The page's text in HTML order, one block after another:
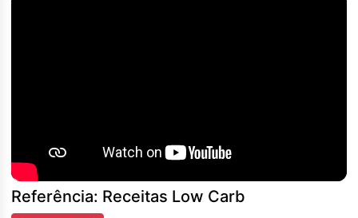
Referência: Receitas Low Carb